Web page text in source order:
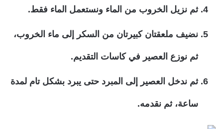
ثم نزيل الخروب من الماء ونستعمل الماء فقط.
نضيف ملعقتان كبيرتان من السكر إلى ماء الخروب،
ثم نوزع العصير في كاسات التقديم.
ثم ندخل العصير إلى المبرد حتى يبرد بشكل تام لمدة
ساعة، ثم نقدمه.